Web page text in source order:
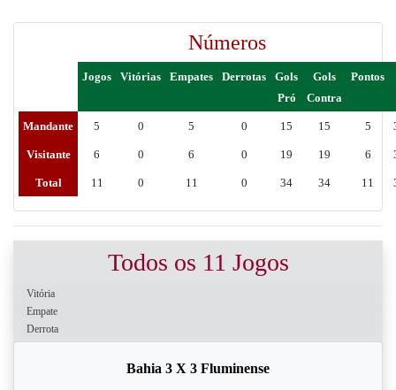
Números
Jogos Vitórias Empates Derrotas
Gols
Pró
Gols
Contra
Pontos
Mandante 5 0 5 0 15 15 5
Visitante 6 0 6 0 19 19 6
Total 11 0 11 0 34 34 11
Todos os 11 Jogos
Vitória
Empate
Derrota
Bahia 3 X 3 Fluminense